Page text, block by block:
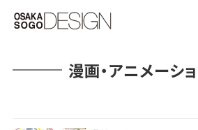
漫画・アニメーシ